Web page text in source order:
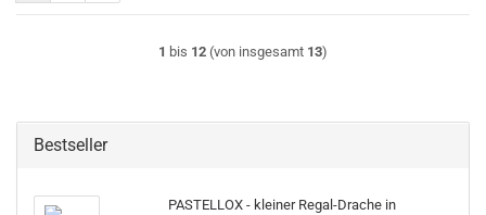
1 bis 12 (von insgesamt 13)
Bestseller
PASTELLOX - kleiner Regal-Drache in